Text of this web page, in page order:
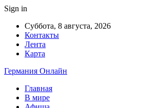
Sign in
Суббота, 8 августа, 2026
Контакты
Лента
Карта
Германия Онлайн
Главная
В мире